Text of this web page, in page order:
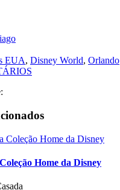
EUA, Disney World, Orlando
Home da Disney